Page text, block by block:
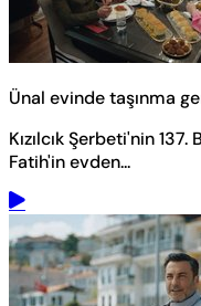
Ünal evinde taşınma
Kızılcık Şerbeti'nin
Fatih'in evden...